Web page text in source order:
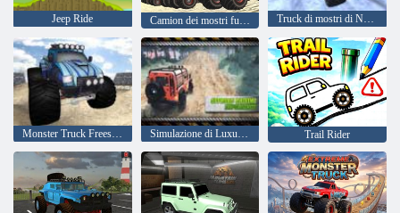
Jeep Ride Truck di mostri di Natale
Monster Truck Freestyle Simulazione di Luxury Prado di Luxury Crazy Ofroad Trail Rider